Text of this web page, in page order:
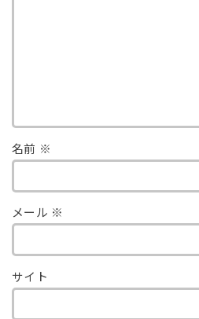
名前 ※
メール ※
サイト